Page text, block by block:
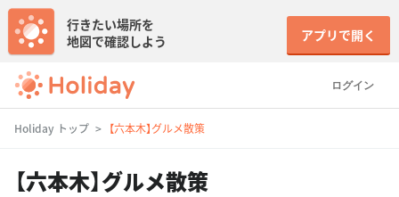
ログイン
行きたい場所を
地図で確認しよう
アプリで開く
Holiday トップ 【六本木】グルメ散策
【六本木】グルメ散策